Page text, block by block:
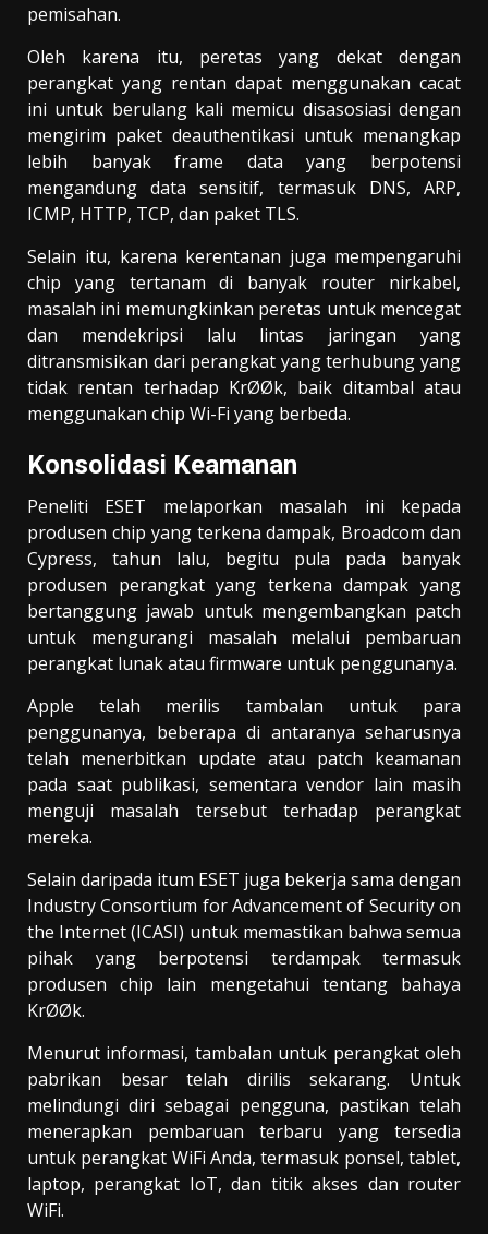
pemisahan.
Oleh karena itu, peretas yang dekat dengan
perangkat yang rentan dapat menggunakan cacat
ini untuk berulang kali memicu disasosiasi dengan
mengirim paket deauthentikasi untuk menangkap
lebih banyak frame data yang berpotensi
mengandung data sensitif, termasuk DNS, ARP,
ICMP, HTTP, TCP, dan paket TLS.
Selain itu, karena kerentanan juga mempengaruhi
chip yang tertanam di banyak router nirkabel,
masalah ini memungkinkan peretas untuk mencegat
dan mendekripsi lalu lintas jaringan yang
ditransmisikan dari perangkat yang terhubung yang
tidak rentan terhadap KrØØk, baik ditambal atau
menggunakan chip Wi-Fi yang berbeda.
Konsolidasi Keamanan
Peneliti ESET melaporkan masalah ini kepada
produsen chip yang terkena dampak, Broadcom dan
Cypress, tahun lalu, begitu pula pada banyak
produsen perangkat yang terkena dampak yang
bertanggung jawab untuk mengembangkan patch
untuk mengurangi masalah melalui pembaruan
perangkat lunak atau firmware untuk penggunanya.
Apple telah merilis tambalan untuk para
penggunanya, beberapa di antaranya seharusnya
telah menerbitkan update atau patch keamanan
pada saat publikasi, sementara vendor lain masih
menguji masalah tersebut terhadap perangkat
mereka.
Selain daripada itum ESET juga bekerja sama dengan
Industry Consortium for Advancement of Security on
the Internet (ICASI) untuk memastikan bahwa semua
pihak yang berpotensi terdampak termasuk
produsen chip lain mengetahui tentang bahaya
KrØØk.
Menurut informasi, tambalan untuk perangkat oleh
pabrikan besar telah dirilis sekarang. Untuk
melindungi diri sebagai pengguna, pastikan telah
menerapkan pembaruan terbaru yang tersedia
untuk perangkat WiFi Anda, termasuk ponsel, tablet,
laptop, perangkat IoT, dan titik akses dan router
WiFi.